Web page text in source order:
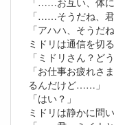
「……そうだね、
「アハハ、そうだ
ミドリは通信を切
「ミドリさん？ど
「お仕事お疲れさ
るんだけど……」
「はい？」
ミドリは静かに問い